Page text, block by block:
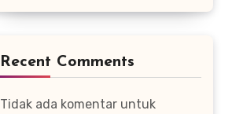
Recent Comments
Tidak ada komentar untuk